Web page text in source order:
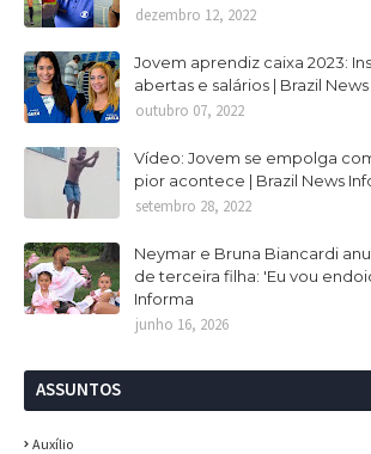
dezembro 12, 2022
Jovem aprendiz caixa 2023:
abertas e salários | Brazil
outubro 07, 2022
Vídeo: Jovem se empolga
pior acontece | Brazil News
setembro 28, 2022
Neymar e Bruna Biancardi
de terceira filha: 'Eu vou
Informa
junho 16, 2026
ASSUNTOS
Auxílio